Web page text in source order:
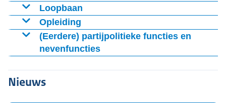
Curatieve zorg (onder andere huisartsenzorg,
ziekenhuiszorg, mondzorg, spoedzorg)
Zorgverzekeringswet (passende zorg, pakketbeheer,
eigen risico en zorgtoeslag)
Zwangerschap en geboorte
Vrouwengezondheid
Loopbaan
23 februari 2026
Benoeming drs. S.Th.M. Hermans tot minister van
Volksgezondheid, Welzijn en Sport in het kabinet-
Minister van Klimaat en Groene Groei en
Opleiding
2013
Economie voor beleidsmakers, Rijksacademie voor
Emerging Leaders Program
Engeland
(Eerdere) partijpolitieke functies en
nevenfuncties
september 2021 – juli 2024
Nieuws